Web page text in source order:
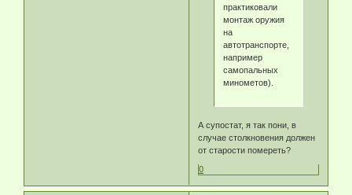
практиковали
монтаж оружия
на
автотранспорте,
например
самопальных
минометов).
А супостат, я так пони, в
случае столкновения должен
от старости помереть?
0